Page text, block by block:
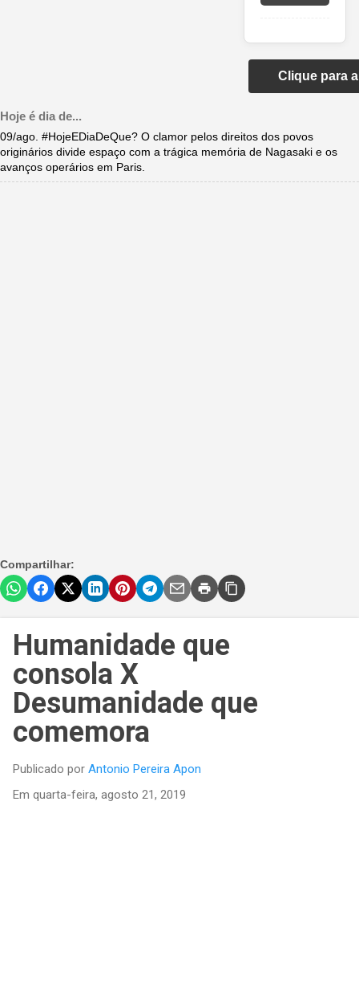
Clique para
Hoje é dia de...
09/ago. #HojeEDiaDeQue? O clamor pelos direitos dos povos
originários divide espaço com a trágica memória de Nagasaki e os
avanços operários em Paris.
Compartilhar:
Humanidade que
consola X
Desumanidade que
comemora
Publicado por Antonio Pereira Apon
Em quarta-feira, agosto 21, 2019